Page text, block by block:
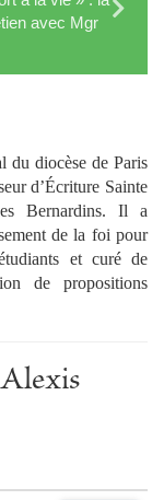
avec Mgr
du diocèse de Paris
d’Écriture Sainte
Bernardins. Il a
de la foi pour
et curé de
de propositions